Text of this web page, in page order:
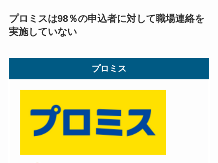
プロミスは98％の申込者に対して職場連絡を
実施していない
プロミス